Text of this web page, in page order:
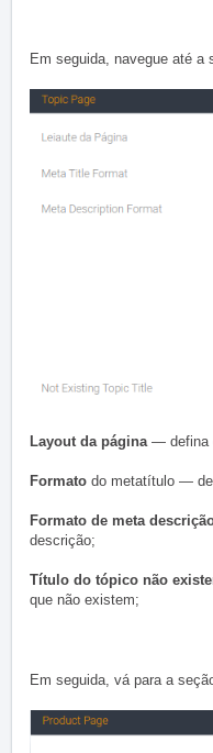
Em seguida, navegue até a
Layout da página — defina
Formato do metatítulo —
Formato de meta
descrição;
Título do tópico não
que não existem;
Em seguida, vá para a